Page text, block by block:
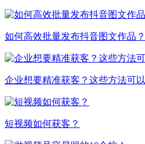
如何高效批量发布抖音图文作品？
企业想要精准获客？这些方法可以
短视频如何获客？